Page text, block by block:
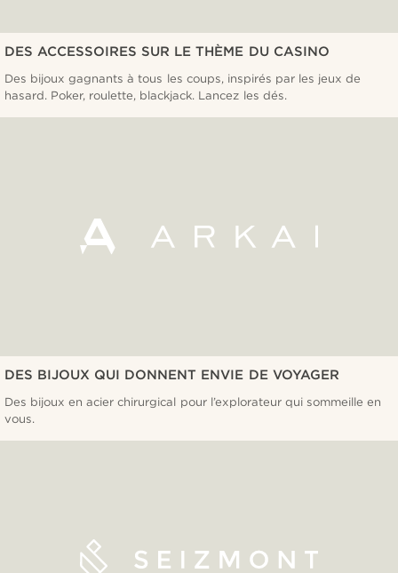
DES ACCESSOIRES SUR LE THÈME DU CASINO
Des bijoux gagnants à tous les coups, inspirés par les jeux de
hasard. Poker, roulette, blackjack. Lancez les dés.
DES BIJOUX QUI DONNENT ENVIE DE VOYAGER
Des bijoux en acier chirurgical pour l’explorateur qui sommeille en
vous.